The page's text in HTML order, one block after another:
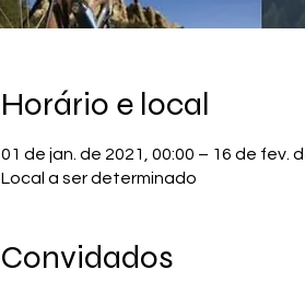
Horário e local
01 de jan. de 2021, 00:00 – 16 de fev.
Local a ser determinado
Convidados